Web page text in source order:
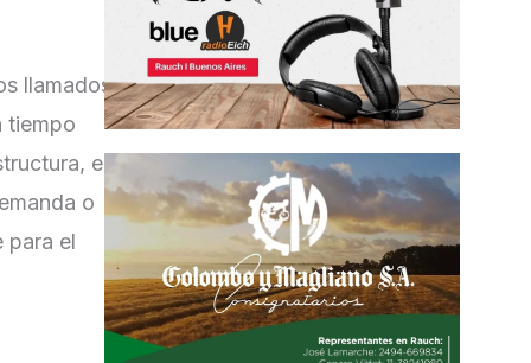
llamados
tiempo
el
o
para el